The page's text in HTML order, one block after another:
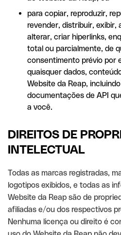
para copiar, reproduzir,
revender, distribuir, exibir,
alterar, criar hiperlinks,
total ou parcialmente, de
consentimento prévio por
quaisquer dados,
Website da Reap,
documentações de API
a você.
DIREITOS DE
INTELECTUAL
Todas as marcas registradas,
logotipos exibidos, e todas as
Website da Reap são de
afiliadas e/ou dos respectivos
Nenhuma licença ou direito é